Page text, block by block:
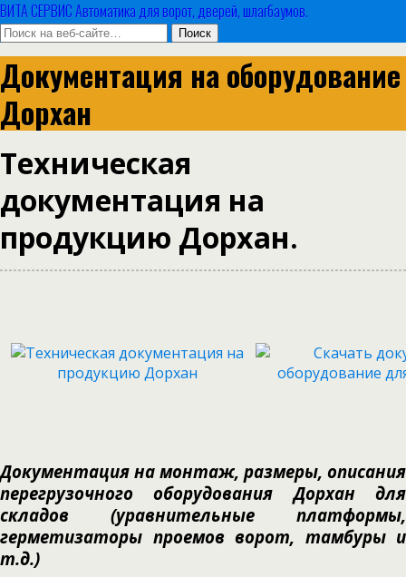
ВИТА СЕРВИС Автоматика для ворот, дверей, шлагбаумов.
Документация на оборудование
Дорхан
Техническая
документация на
продукцию Дорхан.
Документация на монтаж, размеры, описания
перегрузочного оборудования Дорхан для
складов (уравнительные платформы,
герметизаторы проемов ворот, тамбуры и
т.д.)